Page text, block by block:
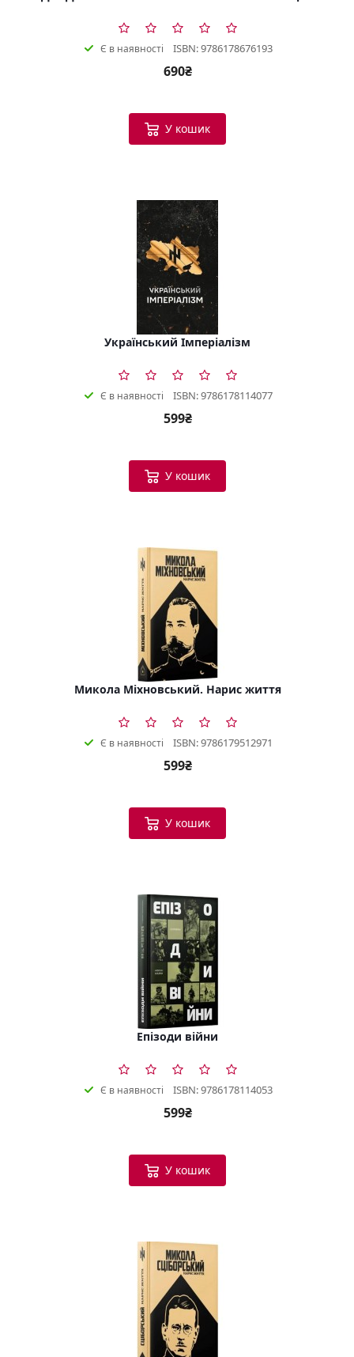
Є в наявності ISBN: 9786178676193
690₴
У кошик
Український Імперіалізм
Є в наявності ISBN: 9786178114077
599₴
У кошик
Микола Міхновський. Нарис життя
Є в наявності ISBN: 9786179512971
599₴
У кошик
Епізоди війни
Є в наявності ISBN: 9786178114053
599₴
У кошик